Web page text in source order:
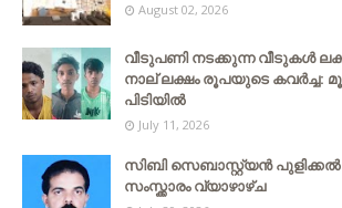
August 02, 2026
വീടുപണി നടക്കുന്ന വീടുകൾ
നാല് ലക്ഷം രൂപയുടെ കവർച്ച:
പിടിയിൽ
July 11, 2026
സിബി സെബാസ്റ്റ്യന്‍ പുളിക്കല്‍
സംസ്ക്കാരം വ്യാഴാഴ്ച